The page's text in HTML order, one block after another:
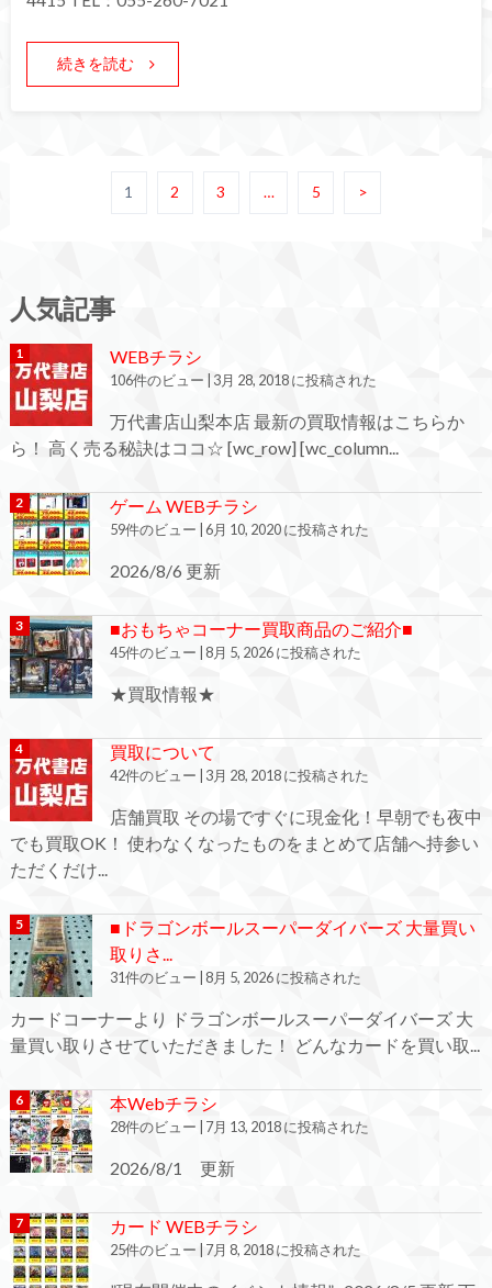
続きを読む
1 2 3 … 5 >
人気記事
WEBチラシ
106件のビュー 3月 28, 2018 に投稿された
万代書店山梨本店 最新の買取情報はこちらか
ら！ 高く売る秘訣はココ☆ [wc_row] [wc_column...
ゲーム WEBチラシ
59件のビュー 6月 10, 2020 に投稿された
2026/8/6 更新
■おもちゃコーナー買取商品のご紹介■
45件のビュー 8月 5, 2026 に投稿された
★買取情報★
買取について
42件のビュー 3月 28, 2018 に投稿された
店舗買取 その場ですぐに現金化！早朝でも夜中
でも買取OK！ 使わなくなったものをまとめて店舗へ持参い
ただくだけ...
■ドラゴンボールスーパーダイバーズ 大量買い
取りさ...
31件のビュー 8月 5, 2026 に投稿された
カードコーナーより ドラゴンボールスーパーダイバーズ 大
量買い取りさせていただきました！ どんなカードを買い取...
本Webチラシ
28件のビュー 7月 13, 2018 に投稿された
2026/8/1 更新
カード WEBチラシ
25件のビュー 7月 8, 2018 に投稿された